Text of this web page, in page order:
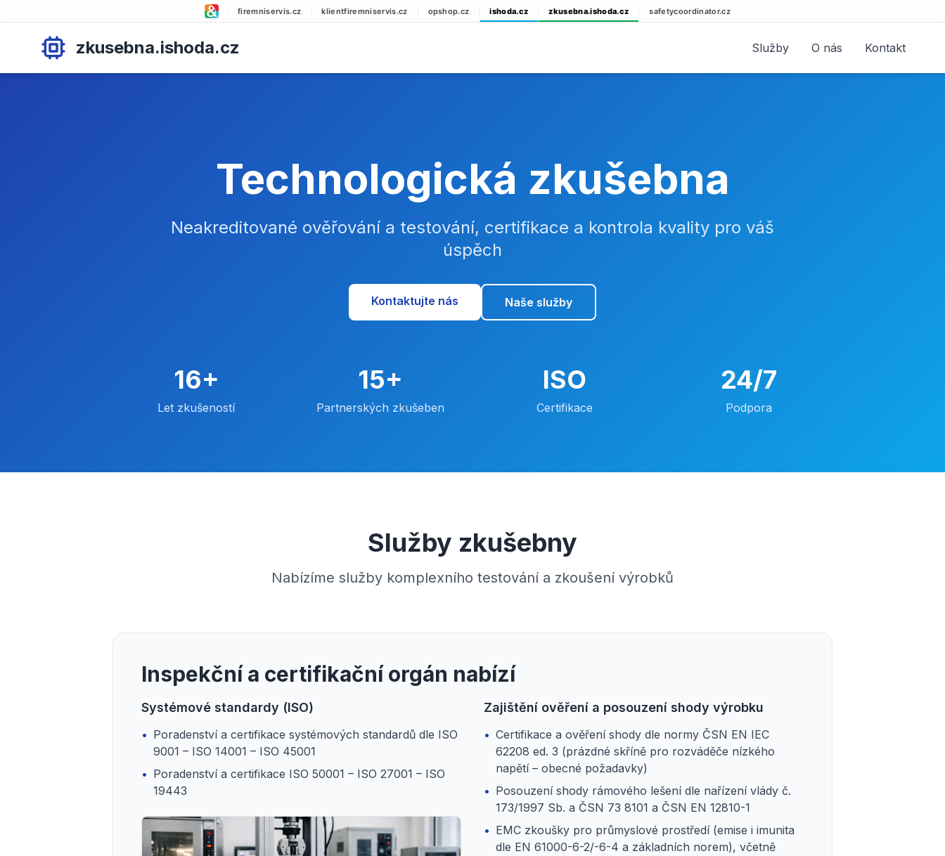
firemniservis.cz klientfiremniservis.cz opshop.cz ishoda.cz zkusebna.ishoda.cz safetycoordinator.cz
zkusebna.ishoda.cz Služby O nás Kontakt
Technologická zkušebna
Neakreditované ověřování a testování, certifikace a kontrola kvality pro váš
úspěch
Kontaktujte nás Naše služby
16+
Let zkušeností
15+
Partnerských zkušeben
ISO
Certifikace
24/7
Podpora
Služby zkušebny
Nabízíme služby komplexního testování a zkoušení výrobků
Inspekční a certifikační orgán nabízí
Systémové standardy (ISO)
• Poradenství a certifikace systémových standardů dle ISO
9001 – ISO 14001 – ISO 45001
• Poradenství a certifikace ISO 50001 – ISO 27001 – ISO
19443
Zajištění ověření a posouzení shody výrobku
• Certifikace a ověření shody dle normy ČSN EN IEC
62208 ed. 3 (prázdné skříně pro rozváděče nízkého
napětí – obecné požadavky)
• Posouzení shody rámového lešení dle nařízení vlády č.
173/1997 Sb. a ČSN 73 8101 a ČSN EN 12810-1
• EMC zkoušky pro průmyslové prostředí (emise i imunita
dle EN 61000-6-2/-6-4 a základních norem), včetně